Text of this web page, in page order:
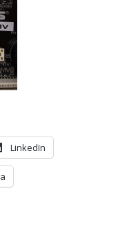
LinkedIn